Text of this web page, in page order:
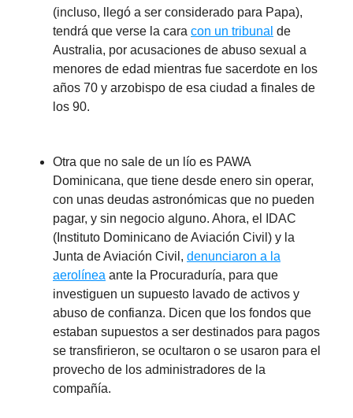
(incluso, llegó a ser considerado para Papa),
tendrá que verse la cara con un tribunal de
Australia, por acusaciones de abuso sexual a
menores de edad mientras fue sacerdote en los
años 70 y arzobispo de esa ciudad a finales de
los 90.
Otra que no sale de un lío es PAWA
Dominicana, que tiene desde enero sin operar,
con unas deudas astronómicas que no pueden
pagar, y sin negocio alguno. Ahora, el IDAC
(Instituto Dominicano de Aviación Civil) y la
Junta de Aviación Civil, denunciaron a la
aerolínea ante la Procuraduría, para que
investiguen un supuesto lavado de activos y
abuso de confianza. Dicen que los fondos que
estaban supuestos a ser destinados para pagos
se transfirieron, se ocultaron o se usaron para el
provecho de los administradores de la
compañía.